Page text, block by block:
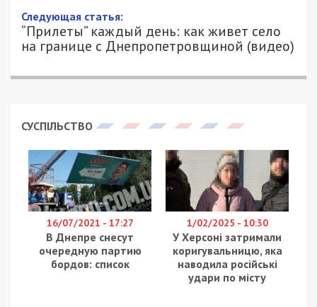
Следующая статья:
“Прилеты” каждый день: как живет село
на границе с Днепропетровщиной (видео)
СУСПІЛЬСТВО
16/07/2021 - 17:27
В Днепре снесут
очередную партию
бордов: список
1/02/2025 - 10:30
У Херсоні затримали
коригувальницю, яка
наводила російські
удари по місту